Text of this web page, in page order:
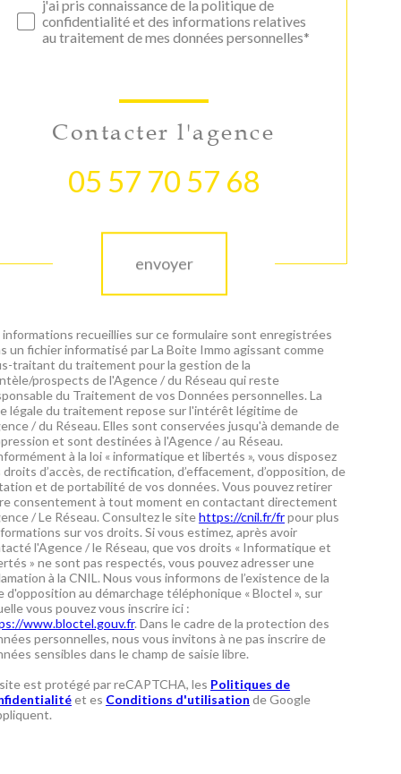
j'ai pris connaissance de la politique de
confidentialité et des informations relatives
au traitement de mes données personnelles*
Contacter l'agence
05 57 70 57 68
envoyer
informations recueillies sur ce formulaire sont enregistrées
un fichier informatisé par La Boite Immo agissant comme
traitant du traitement pour la gestion de la
prospects de l'Agence / du Réseau qui reste
du Traitement de vos Données personnelles. La
légale du traitement repose sur l'intérêt légitime de
/ du Réseau. Elles sont conservées jusqu'à demande de
et sont destinées à l'Agence / au Réseau.
à la loi « informatique et libertés », vous disposez
droits d’accès, de rectification, d’effacement, d’opposition, de
et de portabilité de vos données. Vous pouvez retirer
consentement à tout moment en contactant directement
/ Le Réseau. Consultez le sitehttps://cnil.fr/frpour plus
sur vos droits. Si vous estimez, après avoir
l'Agence / le Réseau, que vos droits « Informatique et
» ne sont pas respectés, vous pouvez adresser une
à la CNIL. Nous vous informons de l’existence de la
d'opposition au démarchage téléphonique « Bloctel », sur
vous pouvez vous inscrire ici :
www.bloctel.gouv.fr. Dans le cadre de la protection des
personnelles, nous vous invitons à ne pas inscrire de
sensibles dans le champ de saisie libre.
est protégé par reCAPTCHA, les Politiques de
et es Conditions d'utilisation de Google